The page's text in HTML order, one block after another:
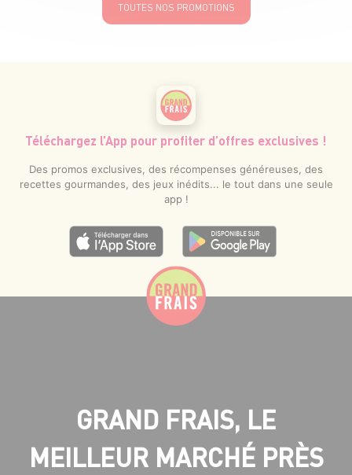
TOUTES NOS PROMOTIONS
Téléchargez l’App pour profiter d’offres exclusives !
Des promos exclusives, des récompenses généreuses, des
recettes gourmandes, des jeux inédits... le tout dans une seule
app !
GRAND FRAIS, LE
MEILLEUR MARCHÉ PRÈS